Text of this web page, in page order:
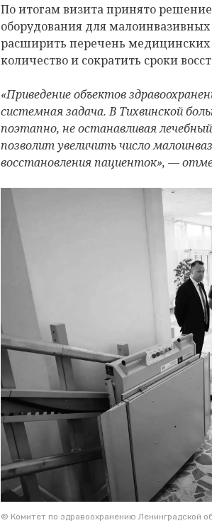
По итогам визита принято
оборудования для
расширить перечень
количество и сократить сроки
«Приведение объектов
системная задача. В Тихвинской
поэтапно, не останавливая
позволит увеличить число
восстановления пациенток», —
© Комитет по здравоохранению Ленинградской